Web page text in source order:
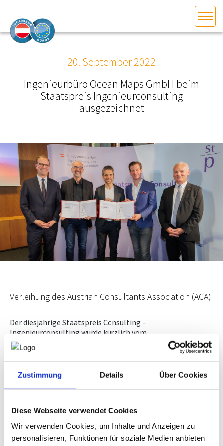
Zustimmung Details Über Cookies
Diese Webseite verwendet Cookies
Wir verwenden Cookies, um Inhalte und Anzeigen zu
personalisieren, Funktionen für soziale Medien anbieten
DAS INGENIEURBÜRO
MITGLIEDER­VERZEICHNIS
SERVICE
KONTAKT
NEWS
WETTBEWERBE
KAMPAGNE
20. September 2022
Ingenieurbüro Ocean Maps GmbH beim
Staatspreis Ingenieurconsulting
ausgezeichnet
Verleihung des Austrian Consultants Association (ACA)
Der diesjährige Staatspreis Consulting -
Ingenieurconsulting wurde kürzlich vom
Bundesministerium für Digitalisierung und
Wirtschaftsstandort gemeinsam mit der Austrian
Consultants Association (ACA) verliehen. Neben dem
Staatspreis wurden fünf Einreichungen mit einer
„Nominierung für den Staatspreis“ ausgezeichnet.
diePJ Messtechnik GmbH, Graz für das Projekt "Effiziente
mobiler Messtechnik“.
Auch ausgezeichnet wurde heuer das Salzburger